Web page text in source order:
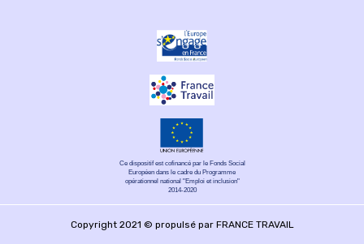
Ce dispositif est cofinancé par le Fonds Social
Européen dans le cadre du Programme
opérationnel national "Emploi et inclusion"
2014-2020
Copyright 2021 © propulsé par FRANCE TRAVAIL